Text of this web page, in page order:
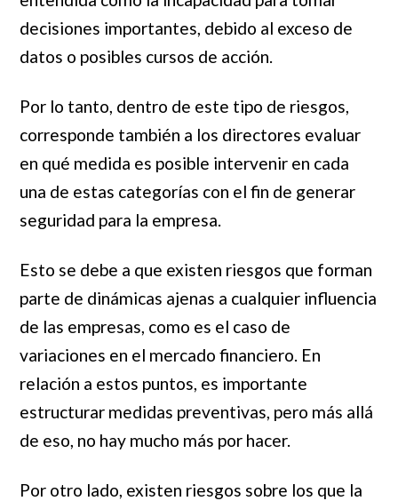
decisiones importantes, debido al exceso de
datos o posibles cursos de acción.
Por lo tanto, dentro de este tipo de riesgos,
corresponde también a los directores evaluar
en qué medida es posible intervenir en cada
una de estas categorías con el fin de generar
seguridad para la empresa.
Esto se debe a que existen riesgos que forman
parte de dinámicas ajenas a cualquier influencia
de las empresas, como es el caso de
variaciones en el mercado financiero. En
relación a estos puntos, es importante
estructurar medidas preventivas, pero más allá
de eso, no hay mucho más por hacer.
Por otro lado, existen riesgos sobre los que la